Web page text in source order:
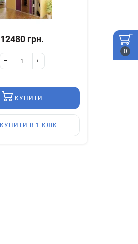
0
12480 грн.
КУПИТИ
КУПИТИ В 1 КЛІК